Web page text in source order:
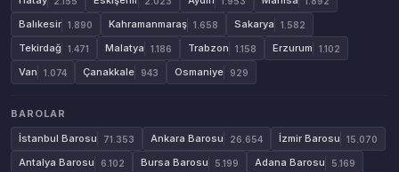
Balıkesir 1.890 Kahramanmaraş 1.658 Sakarya 1.582
Tekirdağ 1.471 Malatya 1.186 Trabzon 1.158 Erzurum 1.102
Van 1.074 Çanakkale 943 Osmaniye 929
BAROLAR
İstanbul Barosu
71.353 Ankara Barosu 26.654 İzmir Barosu 15.070
Antalya Barosu 6.102 Bursa Barosu 5.199 Adana Barosu 5.169